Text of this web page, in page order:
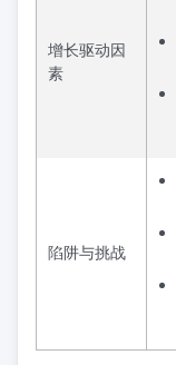
增长驱动因
素
陷阱与挑战